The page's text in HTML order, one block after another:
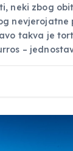
neki zbog
nevjerojatne
takva je
–